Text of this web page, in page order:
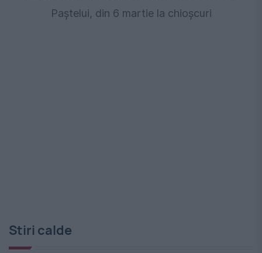
Paștelui, din 6 martie la chioșcuri
Stiri calde